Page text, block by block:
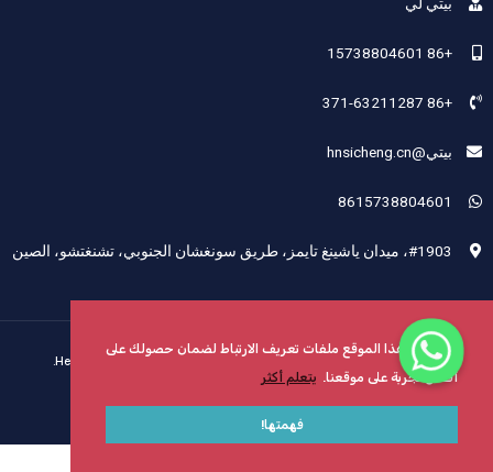
يستخدم هذا الموقع ملفات تعريف الارتباط لضمان حصولك على
أفضل تجربة على موقعنا. يتعلم أكثر
فهمتها!
+86 15738804601
+86 371-63211287
بيتي@hnsicheng.cn
8615738804601
#1903، ميدان ياشينغ تايمز، طريق سونغشان الجنوبي، تشنغتشو، الصين
حقوق الطبع والنشر © 2024 شركة Henan Sicheng Abrasives Tech Co., Ltd.